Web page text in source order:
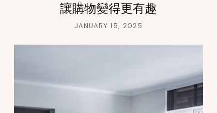
讓購物變得更有趣
JANUARY 15, 2025